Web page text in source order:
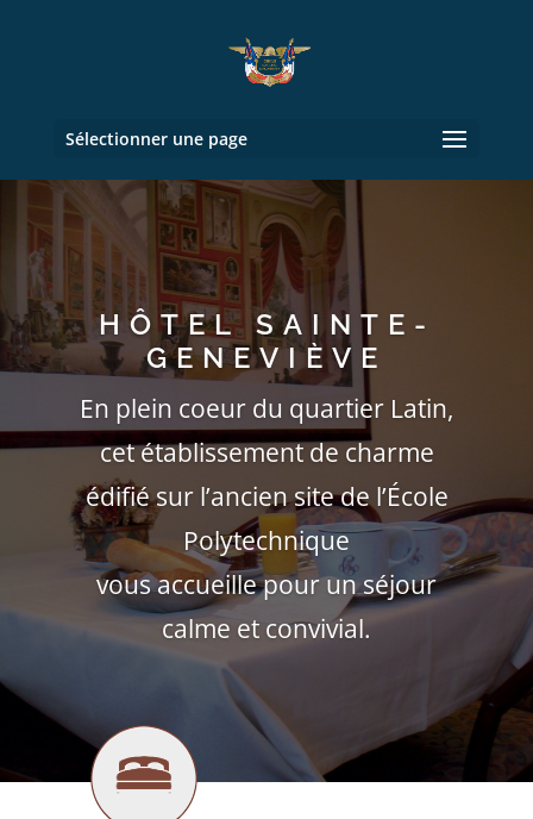
Sélectionner une page
HÔTEL SAINTE-
GENEVIÈVE
En plein coeur du quartier Latin,
cet établissement de charme
édifié sur l’ancien site de l’École
Polytechnique
vous accueille pour un séjour
calme et convivial.